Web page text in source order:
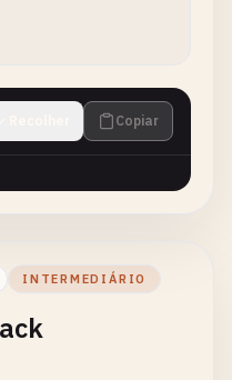
Copiar
INTERMEDIÁRIO